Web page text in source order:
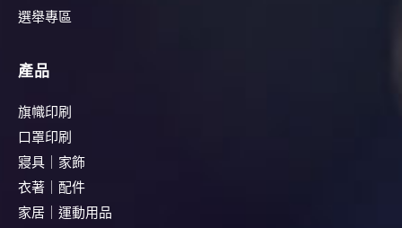
選舉專區
產品
旗幟印刷
口罩印刷
寢具｜家飾
衣著｜配件
家居｜運動用品